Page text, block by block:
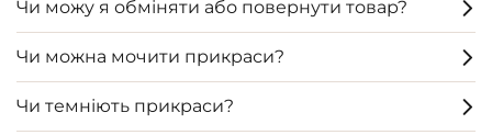
Чи можу я обміняти або повернути товар?
Чи можна мочити прикраси?
Чи темніють прикраси?